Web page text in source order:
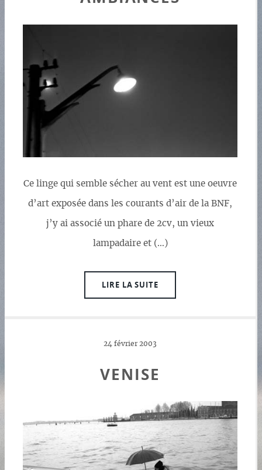
Ce linge qui semble sécher au vent est une oeuvre
d’art exposée dans les courants d’air de la BNF,
j’y ai associé un phare de 2cv, un vieux
lampadaire et (…)
LIRE LA SUITE
24 février 2003
VENISE